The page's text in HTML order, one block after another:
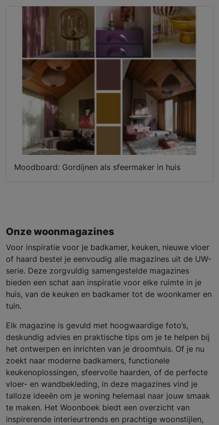
Moodboard: Gordijnen als sfeermaker in huis
Onze woonmagazines
Voor inspiratie voor je badkamer, keuken, nieuwe vloer
of haard bestel je eenvoudig alle magazines uit de UW-
serie. Deze zorgvuldig samengestelde magazines
bieden een schat aan inspiratie voor elke ruimte in je
huis, van de keuken en badkamer tot de woonkamer en
tuin.
Elk magazine is gevuld met hoogwaardige foto’s,
deskundig advies en praktische tips om je te helpen bij
het ontwerpen en inrichten van je droomhuis. Of je nu
zoekt naar moderne badkamers, functionele
keukenoplossingen, sfeervolle haarden, of de perfecte
vloer- en wandbekleding, in deze magazines vind je
talloze ideeën om je woning helemaal naar jouw smaak
te maken. Het Woonboek biedt een overzicht van
inspirerende interieurtrends en prachtige woonstijlen,